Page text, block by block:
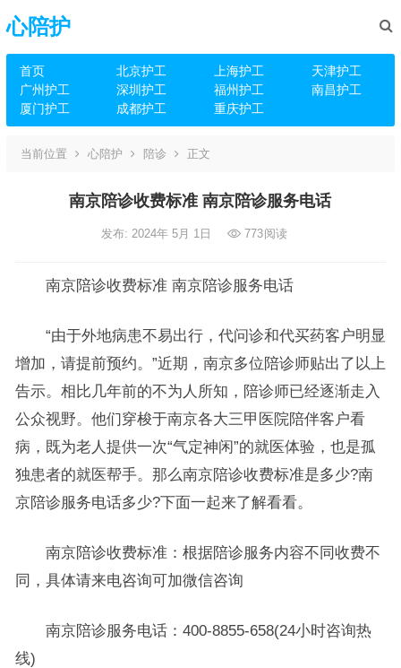
心陪护
首页 北京护工 上海护工
天津护工
广州护工
深圳护工 福州护工
南昌护工
厦门护工
成都护工 重庆护工
当前位置 心陪护 陪诊 正文
南京陪诊收费标准 南京陪诊服务电话
发布: 2024年 5月 1日 773阅读
南京陪诊收费标准 南京陪诊服务电话
“由于外地病患不易出行，代问诊和代买药客户明显
增加，请提前预约。”近期，南京多位陪诊师贴出了以上
告示。相比几年前的不为人所知，陪诊师已经逐渐走入
公众视野。他们穿梭于南京各大三甲医院陪伴客户看
病，既为老人提供一次“气定神闲”的就医体验，也是孤
独患者的就医帮手。那么南京陪诊收费标准是多少?南
京陪诊服务电话多少?下面一起来了解看看。
南京陪诊收费标准：根据陪诊服务内容不同收费不
同，具体请来电咨询可加微信咨询
南京陪诊服务电话：400-8855-658(24小时咨询热
线)